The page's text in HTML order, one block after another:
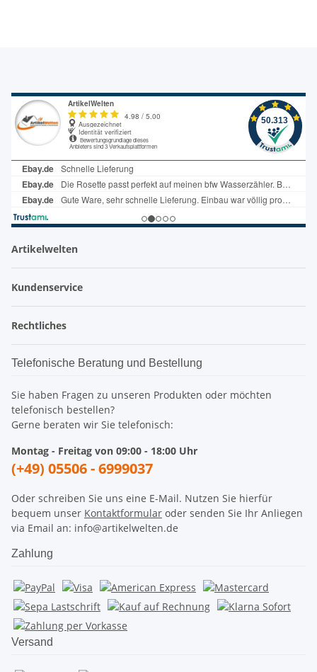
Artikelwelten
Kundenservice
Rechtliches
Telefonische Beratung und Bestellung
Sie haben Fragen zu unseren Produkten oder möchten
telefonisch bestellen?
Gerne beraten wir Sie telefonisch:
Montag - Freitag von 09:00 - 18:00 Uhr
(+49) 05506 - 6999037
Oder schreiben Sie uns eine E-Mail. Nutzen Sie hierfür
bequem unser Kontaktformular oder senden Sie Ihr Anliegen
via Email an: info@artikelwelten.de
Zahlung
Versand